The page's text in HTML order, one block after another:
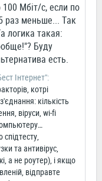
Мбіт/с, если по
раз меньше... Так
логика такая:
Буду
есть.
Інтернет":
котрі
кількість
віруси, wi-fi
та антивірус,
а не роутер), і якщо
відправте